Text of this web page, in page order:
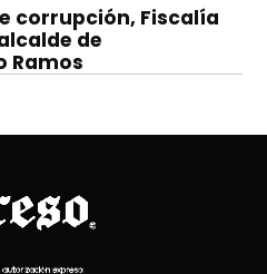
corrupción, Fiscalía
de
Ramos